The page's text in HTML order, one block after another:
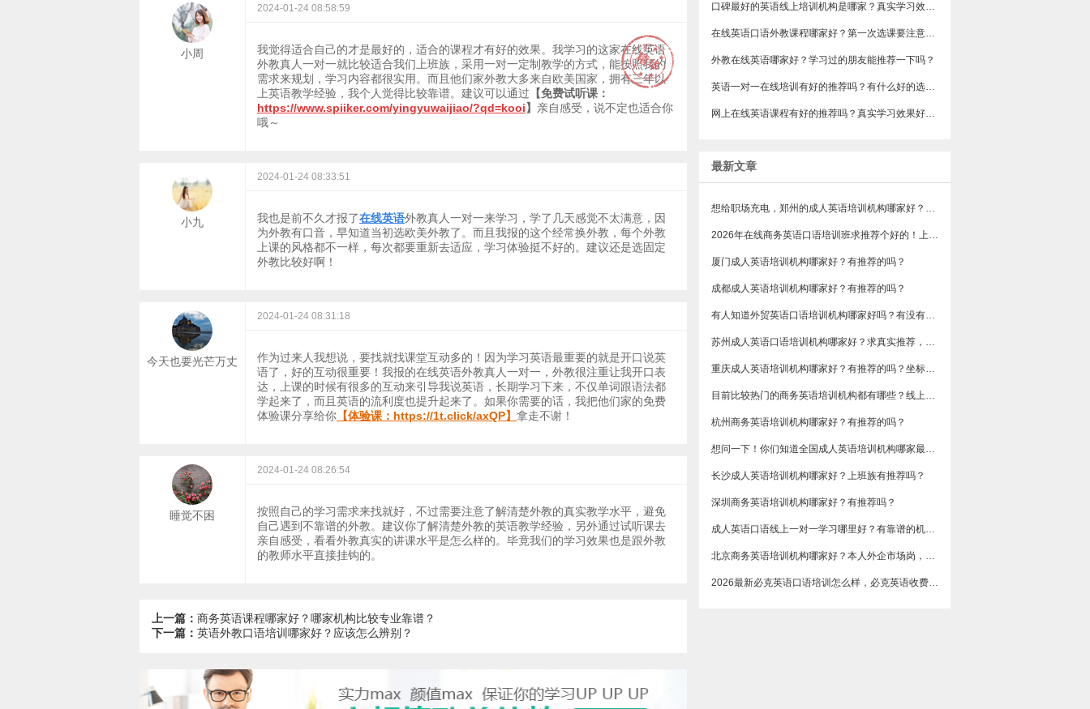
​口碑最好的英语线上培训机构是哪家？真实学习效果怎么样？
在线英语口语外教课程哪家好？第一次选课要注意什么嘛？
外教在线英语哪家好？学习过的朋友能推荐一下吗？
​英语一对一在线培训有好的推荐吗？有什么好的选择建议？
网上在线英语课程有好的推荐吗？真实学习效果好不好？
最新文章
想给职场充电，郑州的成人英语培训机构哪家好？求真实体验，广告勿扰，感谢！
2026年在线商务英语口语培训班求推荐个好的！上班族急需，哪家好？
厦门成人英语培训机构哪家好？有推荐的吗？
成都成人英语培训机构哪家好？有推荐的吗？
有人知道外贸英语口语培训机构哪家好吗？有没有排行榜参考一下？最好说下费用
苏州成人英语口语培训机构哪家好？求真实推荐，广告勿扰，谢谢！
重庆成人英语培训机构哪家好？有推荐的吗？坐标重庆，目前在解放碑一家外贸公司做跟单
目前比较热门的商务英语培训机构都有哪些？线上好吗？还是线下呢？
杭州商务英语培训机构哪家好？有推荐的吗？
想问一下！你们知道全国成人英语培训机构哪家最好吗？收费多少呢？
长沙成人英语培训机构哪家好？上班族有推荐吗？
深圳商务英语培训机构哪家好？有推荐吗？
成人英语口语线上一对一学习哪里好？有靠谱的机构可以推荐吗？
​北京商务英语培训机构哪家好？本人外企市场岗，急需提升谈判和汇报口语，求真实体验分享，广告勿扰，谢谢
2026最新必克英语口语培训怎么样，必克英语收费价格多少？
小周
2024-01-24 08:58:59
我觉得适合自己的才是最好的，适合的课程才有好的效果。我学习的这家在线英语
外教真人一对一就比较适合我们上班族，采用一对一定制教学的方式，能按照我的
需求来规划，学习内容都很实用。而且他们家外教大多来自欧美国家，拥有三年以
上英语教学经验，我个人觉得比较靠谱。建议可以通过 【免费试听课：
https://www.spiiker.com/yingyuwaijiao/?qd=kooi】 亲自感受，说不定也适合你
哦～
小九
2024-01-24 08:33:51
我也是前不久才报了在线英语外教真人一对一来学习，学了几天感觉不太满意，因
为外教有口音，早知道当初选欧美外教了。而且我报的这个经常换外教，每个外教
上课的风格都不一样，每次都要重新去适应，学习体验挺不好的。建议还是选固定
外教比较好啊！
今天也要光芒万丈
2024-01-24 08:31:18
作为过来人我想说，要找就找课堂互动多的！因为学习英语最重要的就是开口说英
语了，好的互动很重要！我报的在线英语外教真人一对一，外教很注重让我开口表
达，上课的时候有很多的互动来引导我说英语，长期学习下来，不仅单词跟语法都
学起来了，而且英语的流利度也提升起来了。如果你需要的话，我把他们家的免费
体验课分享给你 【体验课： https://1t.click/axQP】 拿走不谢！
睡觉不困
2024-01-24 08:26:54
按照自己的学习需求来找就好，不过需要注意了解清楚外教的真实教学水平，避免
自己遇到不靠谱的外教。建议你了解清楚外教的英语教学经验，另外通过试听课去
亲自感受，看看外教真实的讲课水平是怎么样的。毕竟我们的学习效果也是跟外教
的教师水平直接挂钩的。
上一篇： ​商务英语课程哪家好？哪家机构比较专业靠谱？
下一篇： 英语外教口语培训哪家好？应该怎么辨别？